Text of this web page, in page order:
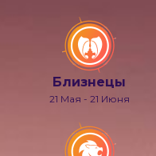
Близнецы
21 Мая - 21 Июня